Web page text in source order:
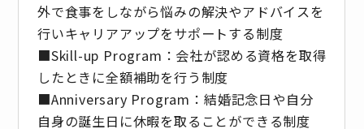
外で食事をしながら悩みの解決やアドバイスを
行いキャリアアップをサポートする制度
■Skill-up Program：会社が認める資格を取得
したときに全額補助を行う制度
■Anniversary Program：結婚記念日や自分
自身の誕生日に休暇を取ることができる制度